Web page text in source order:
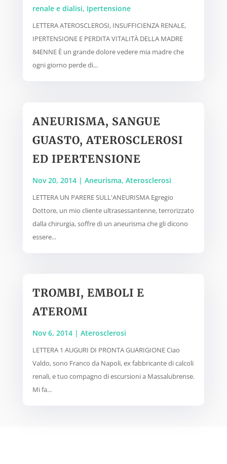
renale e dialisi, Ipertensione
LETTERA ATEROSCLEROSI, INSUFFICIENZA RENALE,
IPERTENSIONE E PERDITA VITALITÀ DELLA MADRE
84ENNE È un grande dolore vedere mia madre che
ogni giorno perde di...
ANEURISMA, SANGUE
GUASTO, ATEROSCLEROSI
ED IPERTENSIONE
Nov 20, 2014| Aneurisma, Aterosclerosi
LETTERA UN PARERE SULL'ANEURISMA Egregio
Dottore, un mio cliente ultrasessantenne, terrorizzato
dalla chirurgia, soffre di un aneurisma che gli dicono
essere...
TROMBI, EMBOLI E
ATEROMI
Nov 6, 2014| Aterosclerosi
LETTERA 1 AUGURI DI PRONTA GUARIGIONE Ciao
Valdo, sono Franco da Napoli, ex fabbricante di calcoli
renali, e tuo compagno di escursioni a Massalubrense.
Mi fa...